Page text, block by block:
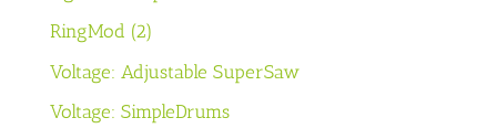
RingMod (2)
Voltage: Adjustable SuperSaw
Voltage: SimpleDrums